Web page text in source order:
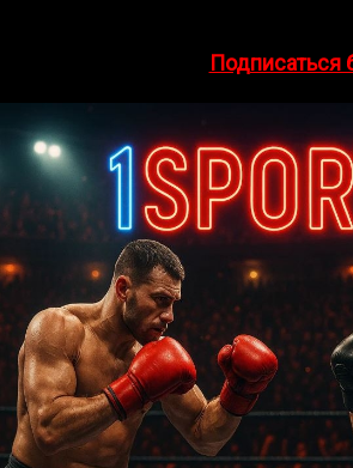
более 20 лет. Также, интересуюсь
1 496оценок, среднее:5,00из 5)
Подписаться